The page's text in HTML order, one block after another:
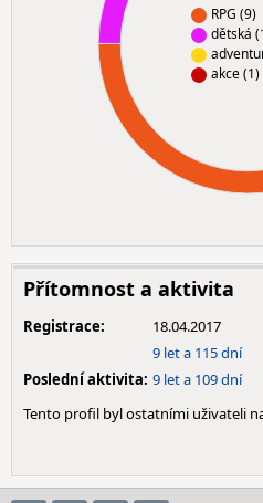
RPG (9)
dětská
akce (1)
Přítomnost a aktivita
Registrace:
18.04.2017
9 let a 115 dní
Poslední aktivita: 9 let a 109 dní
Tento profil byl ostatními uživateli